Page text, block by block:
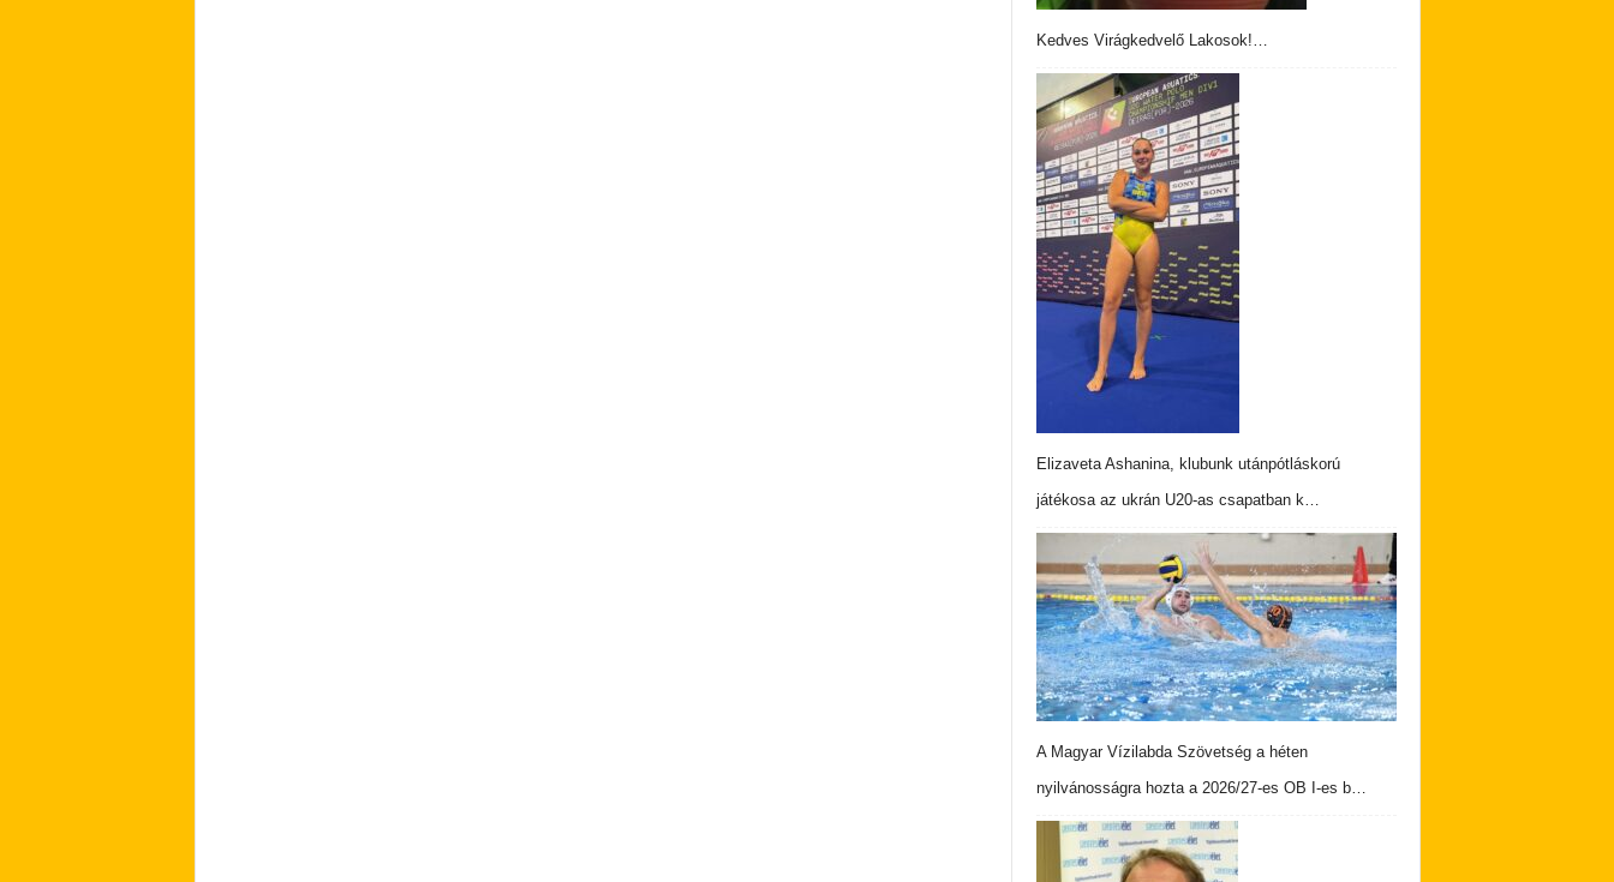
Kedves Virágkedvelő Lakosok!…
Elizaveta Ashanina, klubunk utánpótláskorú
játékosa az ukrán U20-as csapatban k…
A Magyar Vízilabda Szövetség a héten
nyilvánosságra hozta a 2026/27-es OB I-es b…